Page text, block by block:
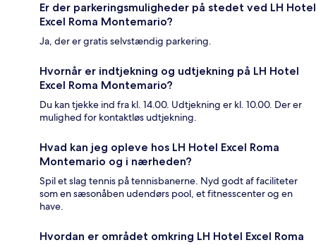
Er der parkeringsmuligheder på stedet ved LH Hotel
Excel Roma Montemario?
Ja, der er gratis selvstændig parkering.
Hvornår er indtjekning og udtjekning på LH Hotel
Excel Roma Montemario?
Du kan tjekke ind fra kl. 14.00. Udtjekning er kl. 10.00. Der er
mulighed for kontaktløs udtjekning.
Hvad kan jeg opleve hos LH Hotel Excel Roma
Montemario og i nærheden?
Spil et slag tennis på tennisbanerne. Nyd godt af faciliteter
som en sæsonåben udendørs pool, et fitnesscenter og en
have.
Hvordan er området omkring LH Hotel Excel Roma